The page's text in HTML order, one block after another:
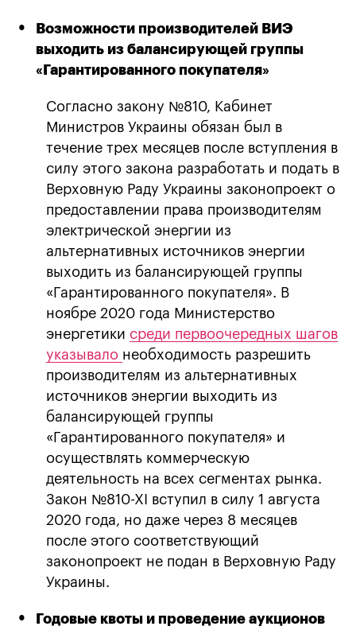
Возможности производителей ВИЭ
выходить из балансирующей группы
«Гарантированного покупателя»
Согласно закону №810, Кабинет
Министров Украины обязан был в
течение трех месяцев после вступления в
силу этого закона разработать и подать в
Верховную Раду Украины законопроект о
предоставлении права производителям
электрической энергии из
альтернативных источников энергии
выходить из балансирующей группы
«Гарантированного покупателя». В
ноябре 2020 года Министерство
энергетики среди первоочередных шагов
указывало необходимость разрешить
производителям из альтернативных
источников энергии выходить из
балансирующей группы
«Гарантированного покупателя» и
осуществлять коммерческую
деятельность на всех сегментах рынка.
Закон №810-ХI вступил в силу 1 августа
2020 года, но даже через 8 месяцев
после этого соответствующий
законопроект не подан в Верховную Раду
Украины.
Годовые квоты и проведение аукционов